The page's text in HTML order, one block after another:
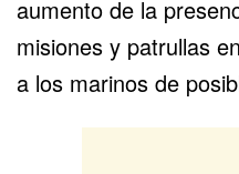
aumento de la
misiones y patrullas
a los marinos de